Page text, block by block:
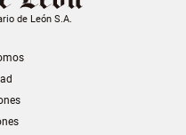
de León S.A.